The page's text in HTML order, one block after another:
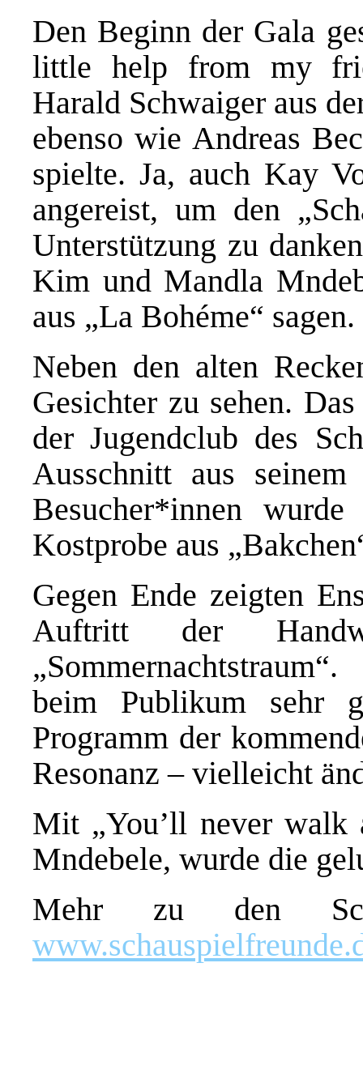
Den Beginn der Gala
little help from my
Harald Schwaiger aus
ebenso wie Andreas
spielte. Ja, auch Kay
angereist, um den
Unterstützung zu
Kim und Mandla
aus „La Bohéme“ sagen.
Neben den alten
Gesichter zu sehen.
der Jugendclub des
Ausschnitt aus
Besucher*innen
Kostprobe aus
Gegen Ende zeigten
Auftritt der
beim Publikum sehr
Programm der
Resonanz – vielleicht
Mit „You’ll never walk
Mndebele, wurde die
Mehr zu den